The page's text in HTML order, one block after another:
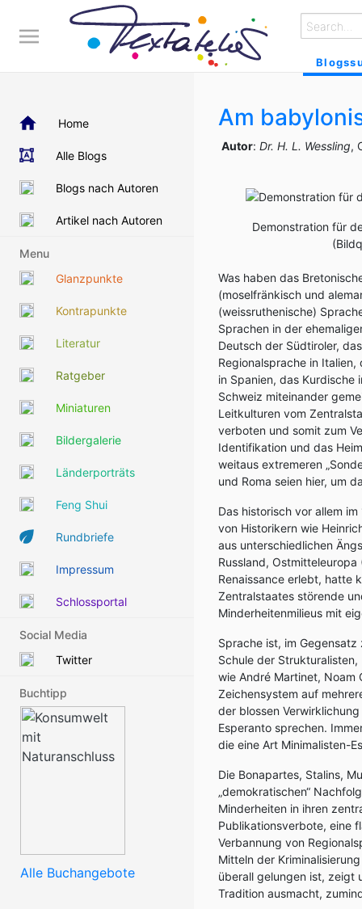
Home
Alle Blogs
Blogs nach Autoren
Artikel nach Autoren
Menu
Glanzpunkte
Kontrapunkte
Literatur
Ratgeber
Miniaturen
Bildergalerie
Länderporträts
Feng Shui
Rundbriefe
Impressum
Schlossportal
Social Media
Twitter
Buchtipp
Alle Buchangebote
Am
Autor: Dr. H. L. Wessling,
Demonstration für
Was haben das
(moselfränkisch und
(weissruthenische)
Sprachen in der
Deutsch der Südtiroler,
Regionalsprache in
in Spanien, das Kurdische
Schweiz miteinander
Leitkulturen vom
verboten und somit zum
Identifikation und das
weitaus extremeren
und Roma seien hier, um
Das historisch vor allem
von Historikern wie
aus unterschiedlichen
Russland,
Renaissance erlebt, hatte
Zentralstaates störende
Minderheitenmilieus mit
Sprache ist, im
Schule der
wie André Martinet, Noam
Zeichensystem auf
der blossen
Esperanto sprechen.
die eine Art Minimalisten-
Die Bonapartes, Stalins,
„demokratischen“
Minderheiten in ihren
Publikationsverbote, eine
Verbannung von
Mitteln der
überall gelungen ist, zeigt
Tradition ausmacht,